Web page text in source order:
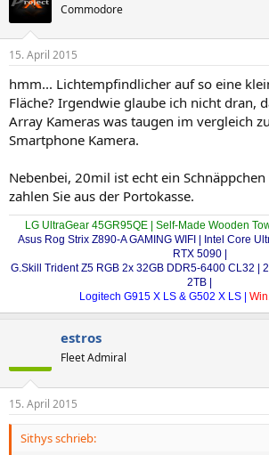
Commodore
15. April 2015
hmm... Lichtempfindlicher auf so eine
Fläche? Irgendwie glaube ich nicht dran,
Array Kameras was taugen im vergleich
Smartphone Kamera.
Nebenbei, 20mil ist echt ein
zahlen Sie aus der Portokasse.
LG UltraGear 45GR95QE | Self-Made Wooden
Asus Rog Strix Z890-A GAMING WIFI | Intel Core
RTX 5090 |
G.Skill Trident Z5 RGB 2x 32GB DDR5-6400 CL32 |
2TB |
Logitech G915 X LS & G502 X LS |
estros
Fleet Admiral
15. April 2015
Sithys schrieb: